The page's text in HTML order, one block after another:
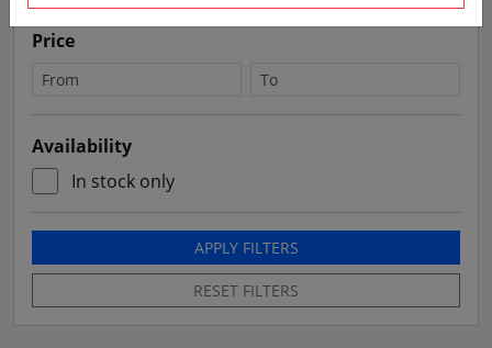
Price
Availability
In stock only
APPLY FILTERS
RESET FILTERS